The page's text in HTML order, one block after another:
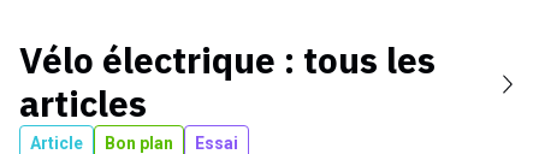
Vélo électrique : tous les
articles
Article Bon plan Essai